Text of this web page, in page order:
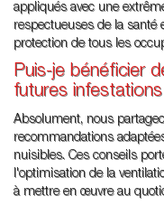
appliqués avec une
respectueuses de la santé
protection de tous les
Puis-je bénéficier
futures
Absolument, nous
recommandations
nuisibles. Ces conseils
l'optimisation de la
à mettre en œuvre au